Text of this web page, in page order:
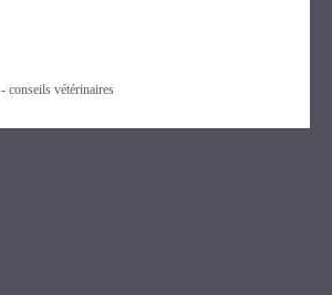
- conseils vétérinaires